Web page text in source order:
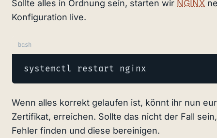
Sollte alles in Ordnung sein, starten wir NGINX
Konfiguration live.
bash
systemctl restart nginx
Wenn alles korrekt gelaufen ist, könnt ihr nun
Zertifikat, erreichen. Sollte das nicht der Fall
Fehler finden und diese bereinigen.